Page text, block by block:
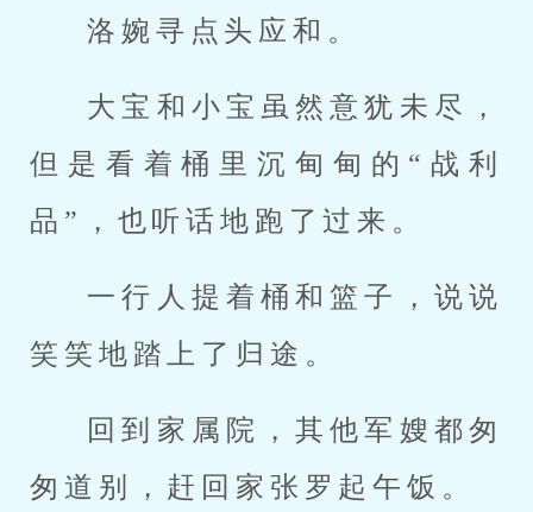
洛婉寻点头应和。
大宝和小宝虽然意犹未尽，
但是看着桶里沉甸甸的“战利
品”，也听话地跑了过来。
一行人提着桶和篮子，说说
笑笑地踏上了归途。
回到家属院，其他军嫂都匆
匆道别，赶回家张罗起午饭。